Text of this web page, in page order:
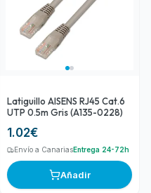
Latiguillo AISENS RJ45 Cat.6
UTP 0.5m Gris (A135-0228)
1.02€
Envío a CanariasEntrega 24-72h
Añadir